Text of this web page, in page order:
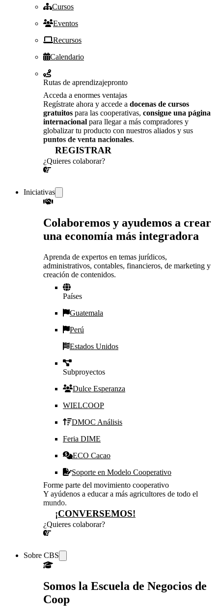
Cursos
Eventos
Recursos
Calendario
Rutas de aprendizajepronto
Acceda a enormes ventajas
Regístrate ahora y accede a docenas de cursos
gratuitos para las cooperativas, consigue una página
internacional para llegar a más compradores y
globalizar tu producto con nuestros aliados y sus
puntos de venta nacionales.
REGISTRAR
¿Quieres colaborar?
Iniciativas
Colaboremos y ayudemos a crear
una economía más integradora
Aprenda de expertos en temas jurídicos,
administrativos, contables, financieros, de marketing y
creación de contenidos.
Países
Guatemala
Perú
Estados Unidos
Subproyectos
Dulce Esperanza
WIELCOOP
DMOC Análisis
Feria DIME
ECO Cacao
Soporte en Modelo Cooperativo
Forme parte del movimiento cooperativo
Y ayúdenos a educar a más agricultores de todo el
mundo.
¡CONVERSEMOS!
¿Quieres colaborar?
Sobre CBS
Somos la Escuela de Negocios de
Coop